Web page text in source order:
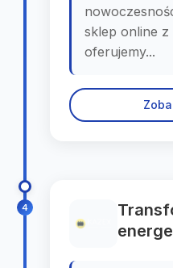
sklep online z
oferujemy...
4